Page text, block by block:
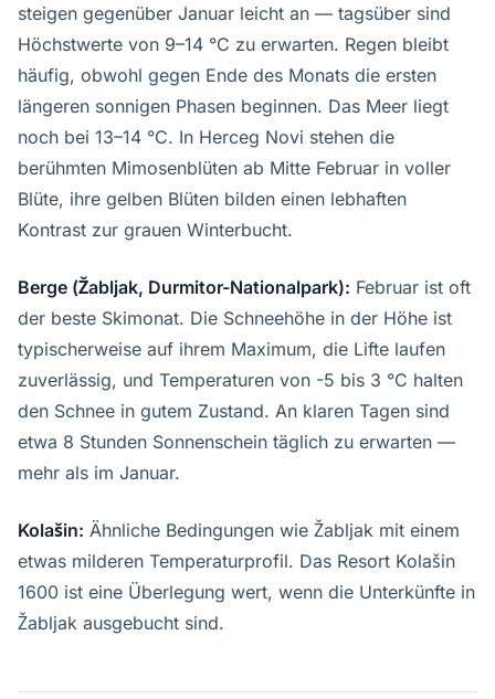
steigen gegenüber Januar leicht an — tagsüber sind
Höchstwerte von 9–14 °C zu erwarten. Regen bleibt
häufig, obwohl gegen Ende des Monats die ersten
längeren sonnigen Phasen beginnen. Das Meer liegt
noch bei 13–14 °C. In Herceg Novi stehen die
berühmten Mimosenblüten ab Mitte Februar in voller
Blüte, ihre gelben Blüten bilden einen lebhaften
Kontrast zur grauen Winterbucht.
Berge (Žabljak, Durmitor-Nationalpark): Februar ist oft
der beste Skimonat. Die Schneehöhe in der Höhe ist
typischerweise auf ihrem Maximum, die Lifte laufen
zuverlässig, und Temperaturen von -5 bis 3 °C halten
den Schnee in gutem Zustand. An klaren Tagen sind
etwa 8 Stunden Sonnenschein täglich zu erwarten —
mehr als im Januar.
Kolašin: Ähnliche Bedingungen wie Žabljak mit einem
etwas milderen Temperaturprofil. Das Resort Kolašin
1600 ist eine Überlegung wert, wenn die Unterkünfte in
Žabljak ausgebucht sind.